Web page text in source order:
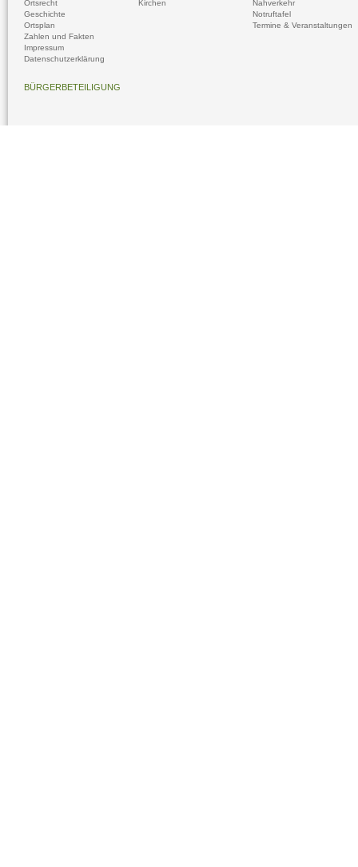
Ortsrecht
Geschichte
Ortsplan
Zahlen und Fakten
Impressum
Datenschutzerklärung
Kirchen
Nahverkehr
Notruftafel
Termine & Veranstaltungen
BÜRGERBETEILIGUNG